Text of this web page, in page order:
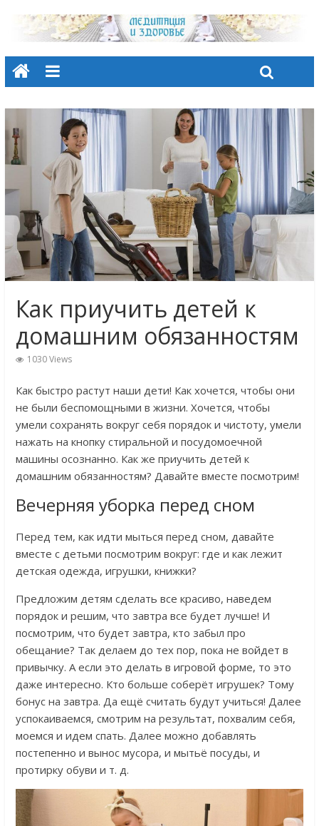
Как приучить детей к
домашним обязанностям
1030 Views
Как быстро растут наши дети! Как хочется, чтобы они
не были беспомощными в жизни. Хочется, чтобы
умели сохранять вокруг себя порядок и чистоту, умели
нажать на кнопку стиральной и посудомоечной
машины осознанно. Как же приучить детей к
домашним обязанностям? Давайте вместе посмотрим!
Вечерняя уборка перед сном
Перед тем, как идти мыться перед сном, давайте
вместе с детьми посмотрим вокруг: где и как лежит
детская одежда, игрушки, книжки?
Предложим детям сделать все красиво, наведем
порядок и решим, что завтра все будет лучше! И
посмотрим, что будет завтра, кто забыл про
обещание? Так делаем до тех пор, пока не войдет в
привычку. А если это делать в игровой форме, то это
даже интересно. Кто больше соберёт игрушек? Тому
бонус на завтра. Да ещё считать будут учиться! Далее
успокаиваемся, смотрим на результат, похвалим себя,
моемся и идем спать. Далее можно добавлять
постепенно и вынос мусора, и мытьё посуды, и
протирку обуви и т. д.